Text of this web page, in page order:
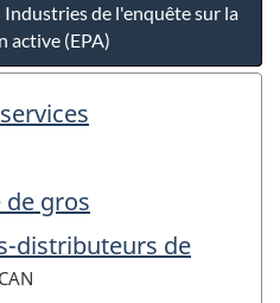
de l'enquête sur la
active (EPA)
de gros
distributeurs de
CAN